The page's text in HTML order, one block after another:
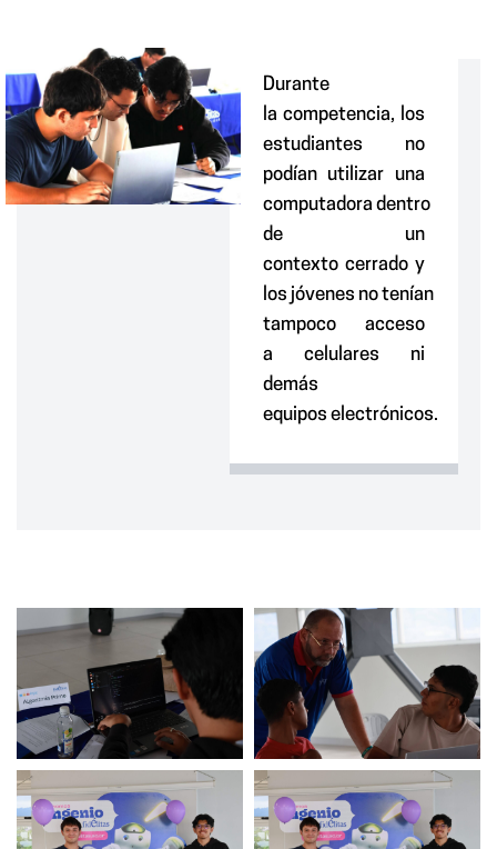
Durante
la competencia, los
estudiantes no
podían utilizar una
computadora dentro
de un
contexto cerrado y
los jóvenes notenían
tampoco acceso
a celulares ni
demás
equipos electrónicos.